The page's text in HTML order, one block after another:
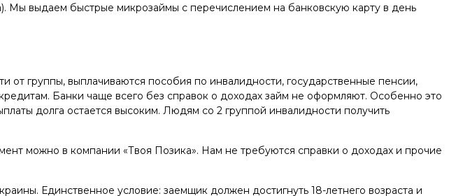
Мы выдаем быстрые микрозаймы с перечислением на банковскую карту в день
группы, выплачиваются пособия по инвалидности, государственные пенсии,
Банки чаще всего без справок о доходах займ не оформляют. Особенно это
долга остается высоким. Людям со 2 группой инвалидности получить
можно в компании «Твоя Позика». Нам не требуются справки о доходах и прочие
Единственное условие: заемщик должен достигнуть 18-летнего возраста и